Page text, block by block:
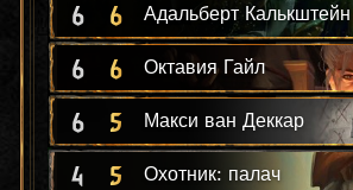
6 6 Адальберт Калькштейн
6 6 Октавия Гайл
6 5 Макси ван Деккар
4 5 Охотник: палач